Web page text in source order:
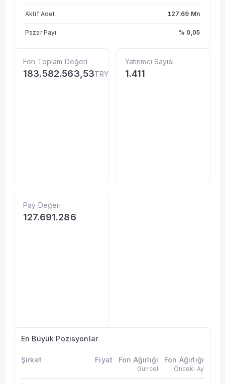
Aktif Adet 127.69 Mn
Pazar Payı % 0,05
Fon Toplam Değeri
183.582.563,53TRY
Yatırımcı Sayısı
1.411
Pay Değeri
127.691.286
En Büyük Pozisyonlar
Şirket Fiyat Fon Ağırlığı
Güncel
Fon Ağırlığı
Önceki Ay